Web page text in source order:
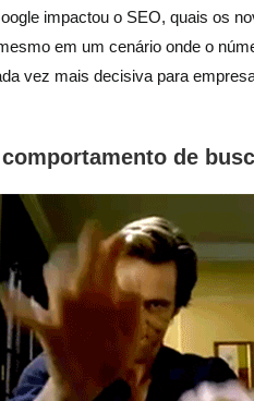
impactou o SEO, quais os
em um cenário onde o
vez mais decisiva para
de